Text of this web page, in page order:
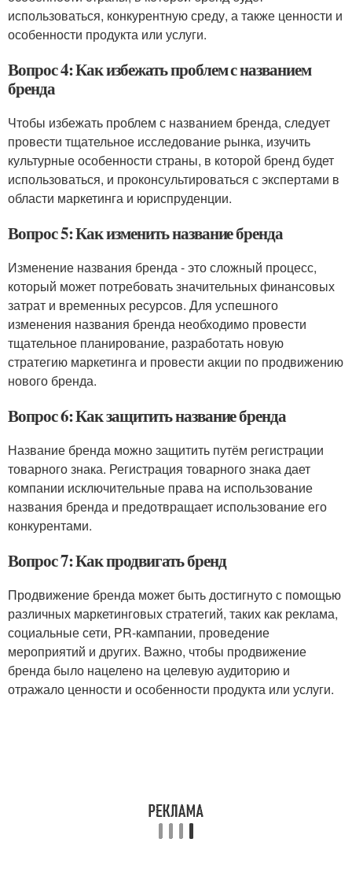
использоваться, конкурентную среду, а также ценности и
особенности продукта или услуги.
Вопрос 4: Как избежать проблем с названием
бренда
Чтобы избежать проблем с названием бренда, следует
провести тщательное исследование рынка, изучить
культурные особенности страны, в которой бренд будет
использоваться, и проконсультироваться с экспертами в
области маркетинга и юриспруденции.
Вопрос 5: Как изменить название бренда
Изменение названия бренда - это сложный процесс,
который может потребовать значительных финансовых
затрат и временных ресурсов. Для успешного
изменения названия бренда необходимо провести
тщательное планирование, разработать новую
стратегию маркетинга и провести акции по продвижению
нового бренда.
Вопрос 6: Как защитить название бренда
Название бренда можно защитить путём регистрации
товарного знака. Регистрация товарного знака дает
компании исключительные права на использование
названия бренда и предотвращает использование его
конкурентами.
Вопрос 7: Как продвигать бренд
Продвижение бренда может быть достигнуто с помощью
различных маркетинговых стратегий, таких как реклама,
социальные сети, PR-кампании, проведение
мероприятий и других. Важно, чтобы продвижение
бренда было нацелено на целевую аудиторию и
отражало ценности и особенности продукта или услуги.